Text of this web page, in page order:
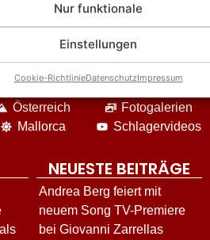
Nur funktionale
Einstellungen
Cookie-RichtlinieDatenschutzImpressum
ANGEBOTES
Österreich
Mallorca
Fotogalerien
Schlagervideos
NEUESTE BEITRÄGE
Andrea Berg feiert mit
neuem Song TV-Premiere
bei Giovanni Zarrellas